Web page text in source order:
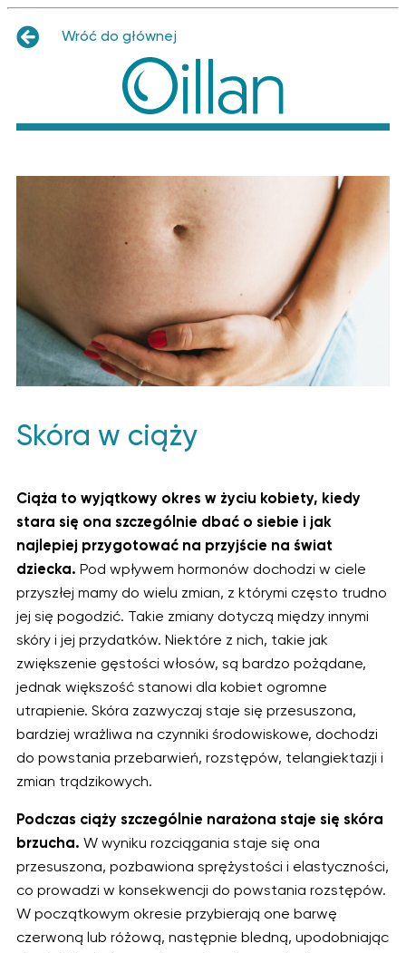
Wróć do głównej
Skóra w ciąży
Ciąża to wyjątkowy okres w życiu kobiety, kiedy
stara się ona szczególnie dbać o siebie i jak
najlepiej przygotować na przyjście na świat
dziecka. Pod wpływem hormonów dochodzi w ciele
przyszłej mamy do wielu zmian, z którymi często trudno
jej się pogodzić. Takie zmiany dotyczą między innymi
skóry i jej przydatków. Niektóre z nich, takie jak
zwiększenie gęstości włosów, są bardzo pożądane,
jednak większość stanowi dla kobiet ogromne
utrapienie. Skóra zazwyczaj staje się przesuszona,
bardziej wrażliwa na czynniki środowiskowe, dochodzi
do powstania przebarwień, rozstępów, telangiektazji i
zmian trądzikowych.
Podczas ciąży szczególnie narażona staje się skóra
brzucha. W wyniku rozciągania staje się ona
przesuszona, pozbawiona sprężystości i elastyczności,
co prowadzi w konsekwencji do powstania rozstępów.
W początkowym okresie przybierają one barwę
czerwoną lub różową, następnie bledną, upodobniając